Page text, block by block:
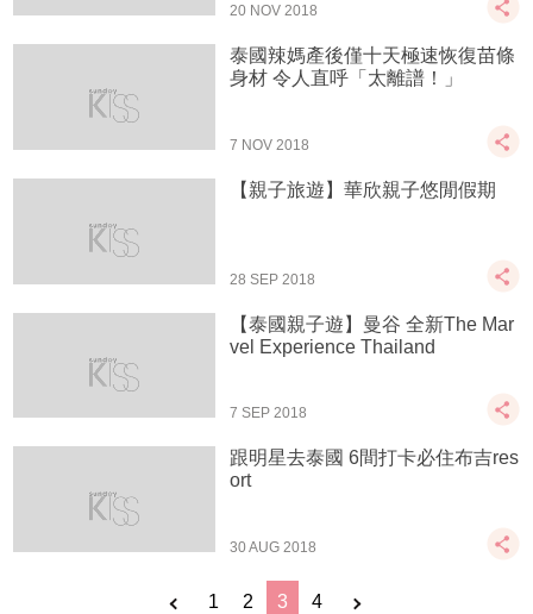
20 NOV 2018
泰國辣媽產後僅十天極速恢復苗條
身材 令人直呼「太離譜！」
7 NOV 2018
【親子旅遊】華欣親子悠閒假期
28 SEP 2018
【泰國親子遊】曼谷 全新The Mar
vel Experience Thailand
7 SEP 2018
跟明星去泰國 6間打卡必住布吉res
ort
30 AUG 2018
1 2 3 4